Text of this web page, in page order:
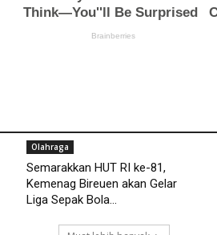
Olahraga
Semarakkan HUT RI ke-81,
Kemenag Bireuen akan Gelar
Liga Sepak Bola...